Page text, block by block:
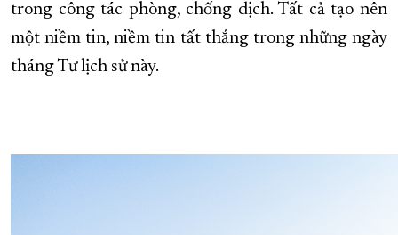
trong công tác phòng, chống dịch. Tất cả tạo nên
một niềm tin, niềm tin tất thắng trong những ngày
tháng Tư lịch sử này.